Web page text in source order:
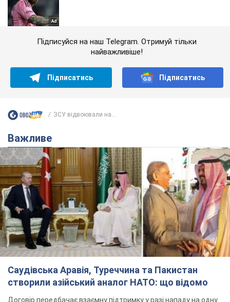
Підписуйся на наш Telegram. Отримуй тільки
найважливіше!
Підписатись Підписатись
ЗСУ відвоювали на...
Важливе
Саудівська Аравія, Туреччина та Пакистан
створили азійський аналог НАТО: що відомо
Договір передбачає взаємну підтримку у разі нападу на одну